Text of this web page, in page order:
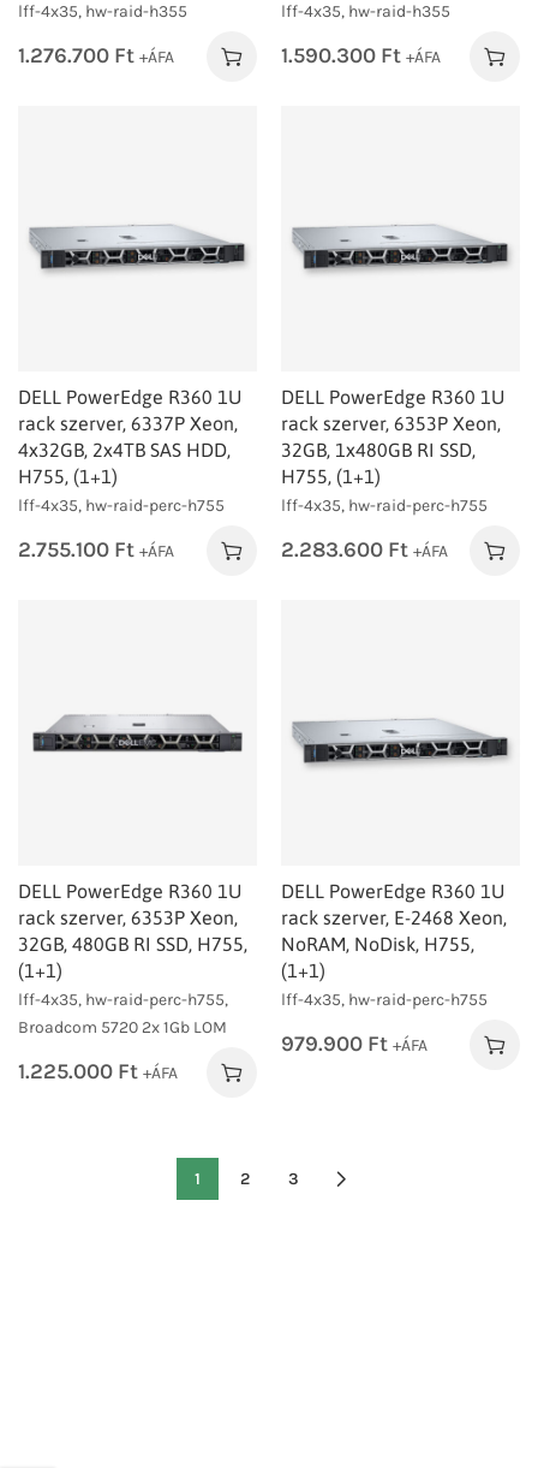
lff-4x35, hw-raid-h355
1.276.700 Ft +ÁFA
lff-4x35, hw-raid-h355
1.590.300 Ft +ÁFA
DELL PowerEdge R360 1U
rack szerver, 6337P Xeon,
4x32GB, 2x4TB SAS HDD,
H755, (1+1)
lff-4x35, hw-raid-perc-h755
2.755.100 Ft +ÁFA
DELL PowerEdge R360 1U
rack szerver, 6353P Xeon,
32GB, 1x480GB RI SSD,
H755, (1+1)
lff-4x35, hw-raid-perc-h755
2.283.600 Ft +ÁFA
DELL PowerEdge R360 1U
rack szerver, 6353P Xeon,
32GB, 480GB RI SSD, H755,
(1+1)
lff-4x35, hw-raid-perc-h755,
Broadcom 5720 2x 1Gb LOM
1.225.000 Ft +ÁFA
DELL PowerEdge R360 1U
rack szerver, E-2468 Xeon,
NoRAM, NoDisk, H755,
(1+1)
lff-4x35, hw-raid-perc-h755
979.900 Ft +ÁFA
1 2 3